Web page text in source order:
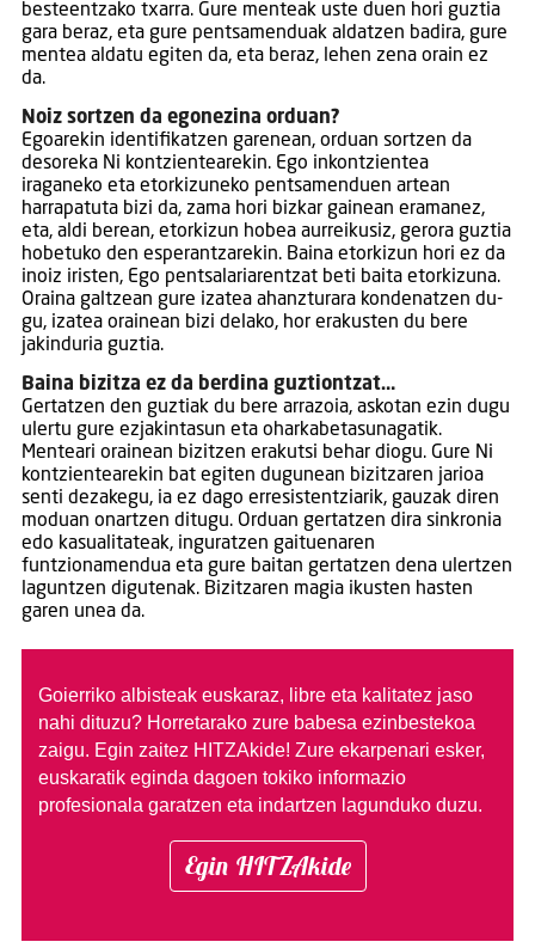
besteentzako txarra. Gure menteak uste duen hori guztia
gara beraz, eta gure pentsamenduak aldatzen badira, gure
mentea aldatu egiten da, eta beraz, lehen zena orain ez
da.
Noiz sortzen da egonezina orduan?
Egoarekin identifikatzen garenean, orduan sortzen da
desoreka Ni kontzientearekin. Ego inkontzientea
iraganeko eta etorkizuneko pentsamenduen artean
harrapatuta bizi da, zama hori bizkar gainean eramanez,
eta, aldi berean, etorkizun hobea aurreikusiz, gerora guztia
hobetuko den esperantzarekin. Baina etorkizun hori ez da
inoiz iristen, Ego pentsalariarentzat beti baita etorkizuna.
Oraina galtzean gure izatea ahanzturara kondenatzen du-
gu, izatea orainean bizi delako, hor erakusten du bere
jakinduria guztia.
Baina bizitza ez da berdina guztiontzat…
Gertatzen den guztiak du bere arrazoia, askotan ezin dugu
ulertu gure ezjakintasun eta oharkabetasunagatik.
Menteari orainean bizitzen erakutsi behar diogu. Gure Ni
kontzientearekin bat egiten dugunean bizitzaren jarioa
senti dezakegu, ia ez dago erresistentziarik, gauzak diren
moduan onartzen ditugu. Orduan gertatzen dira sinkronia
edo kasualitateak, inguratzen gaituenaren
funtzionamendua eta gure baitan gertatzen dena ulertzen
laguntzen digutenak. Bizitzaren magia ikusten hasten
garen unea da.
Goierriko albisteak euskaraz, libre eta kalitatez jaso
nahi dituzu? Horretarako zure babesa ezinbestekoa
zaigu. Egin zaitez HITZAkide! Zure ekarpenari esker,
euskaratik eginda dagoen tokiko informazio
profesionala garatzen eta indartzen lagunduko duzu.
Egin HITZAkide